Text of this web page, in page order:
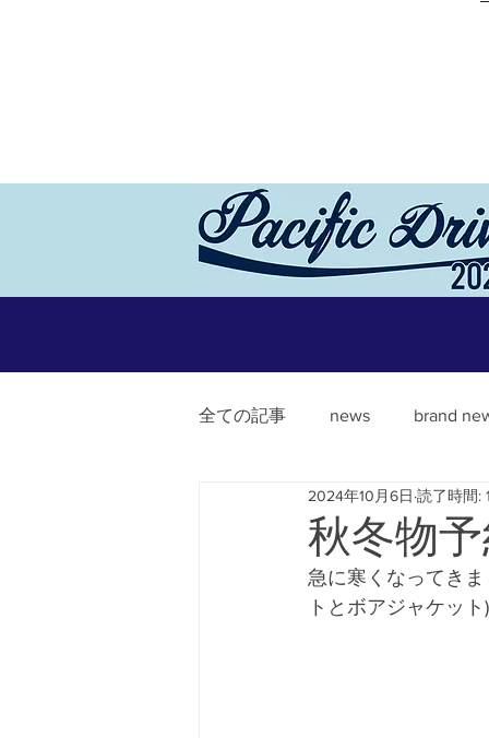
全ての記事 news brand
#freeway428
秋冬物
2024年10月6日 読了時間:
急に寒くなってき
トとボアジャケッ